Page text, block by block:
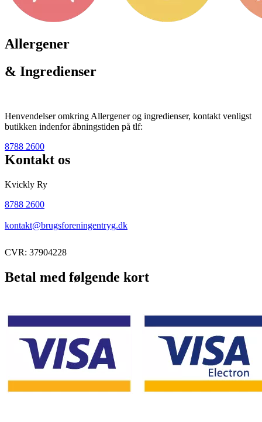
Allergener
& Ingredienser
Henvendelser omkring Allergener og ingredienser, kontakt venligst
butikken indenfor åbningstiden på tlf:
8788 2600
Kontakt os
Kvickly Ry
8788 2600
kontakt@brugsforeningentryg.dk
CVR: 37904228
Betal med følgende kort